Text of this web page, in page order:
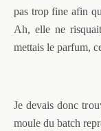
pas trop fine afin
Ah, elle ne
mettais le parfum,
Je devais donc
moule du batch